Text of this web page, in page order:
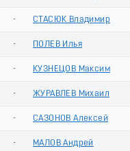
- СТАСЮК Владимир
- ПОЛЕВ Илья
- КУЗНЕЦОВ Максим
- ЖУРАВЛЕВ Михаил
- САЗОНОВ Алексей
- МАЛОВ Андрей